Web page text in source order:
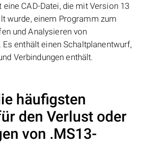
eine CAD-Datei, die mit Version 13
wurde, einem Programm zum
und Analysieren von
Es enthält einen Schaltplanentwurf,
Verbindungen enthält.
häufigsten
den Verlust oder
von .MS13-